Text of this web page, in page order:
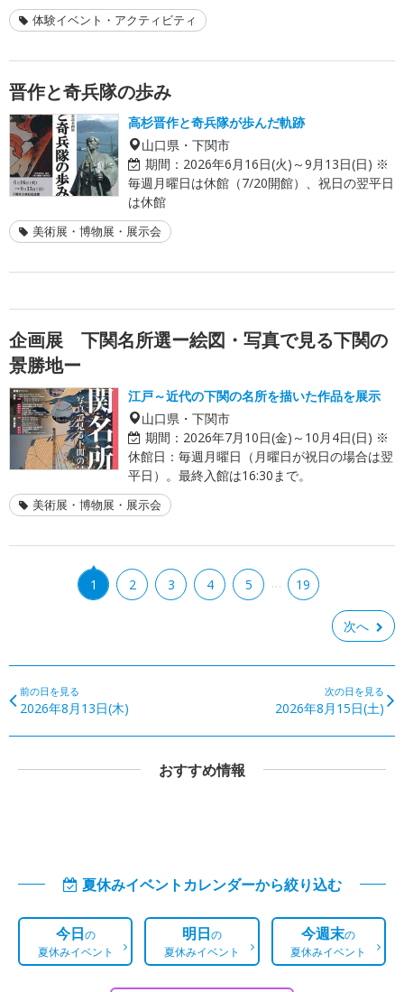
体験イベント・アクティビティ
晋作と奇兵隊の歩み
高杉晋作と奇兵隊が歩んだ軌跡
山口県・下関市
期間： 2026年6月16日(火)～9月13日(日) ※
毎週月曜日は休館（7/20開館）、祝日の翌平日
は休館
美術展・博物展・展示会
企画展 下関名所選ー絵図・写真で見る下関の
景勝地ー
江戸～近代の下関の名所を描いた作品を展示
山口県・下関市
期間： 2026年7月10日(金)～10月4日(日) ※
休館日：毎週月曜日（月曜日が祝日の場合は翌
平日）。最終入館は16:30まで。
美術展・博物展・展示会
1 2 3 4 5 … 19
次へ
前の日を見る
2026年8月13日(木)
次の日を見る
2026年8月15日(土)
おすすめ情報
夏休みイベントカレンダーから絞り込む
今日の
夏休みイベント
明日の
夏休みイベント
今週末の
夏休みイベント